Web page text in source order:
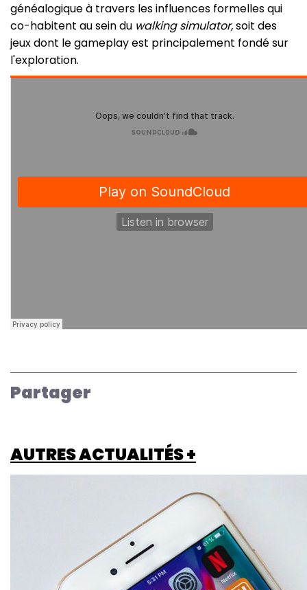
généalogique à travers les influences formelles qui
co-habitent au sein du walking simulator,soit des
jeux dont le gameplay est principalement fondé sur
l'exploration.
Partager
AUTRES ACTUALITÉS +